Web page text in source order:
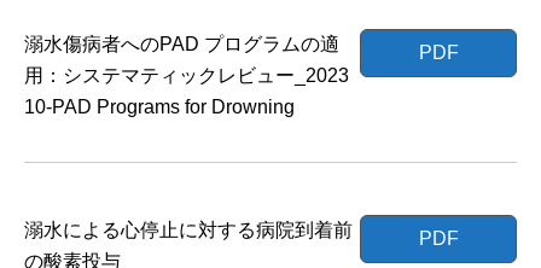
PDF
溺水傷病者へのPAD プログラムの適
用：システマティックレビュー_2023
10-PAD Programs for Drowning
PDF
溺水による心停止に対する病院到着前
の酸素投与